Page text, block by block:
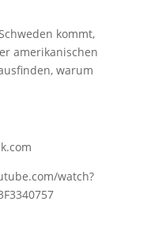
kommt,
amerikanischen
warum
watch?